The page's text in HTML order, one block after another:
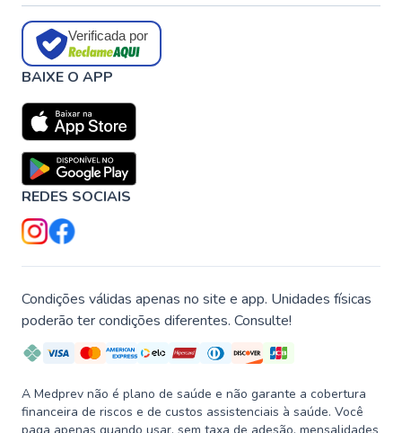
Verificada por
BAIXE O APP
REDES SOCIAIS
Condições válidas apenas no site e app. Unidades físicas
poderão ter condições diferentes. Consulte!
A Medprev não é plano de saúde e não garante a cobertura
financeira de riscos e de custos assistenciais à saúde. Você